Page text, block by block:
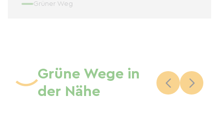
Grüner Weg
Grüne Wege in
der Nähe